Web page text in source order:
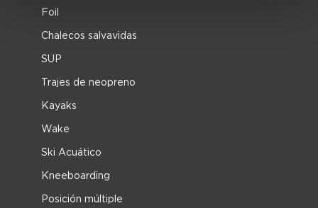
Foil
Chalecos salvavidas
SUP
Trajes de neopreno
Kayaks
Wake
Ski Acuático
Kneeboarding
Posición múltiple